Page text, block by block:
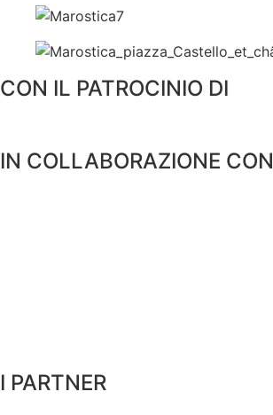
CON IL PATROCINIO DI
IN COLLABORAZIONE CON
I PARTNER